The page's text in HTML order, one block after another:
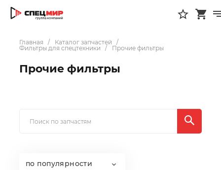
Главная
Каталог запчастей
Фильтры для спецтехники
Прочие фильтры
Прочие фильтры
по популярности